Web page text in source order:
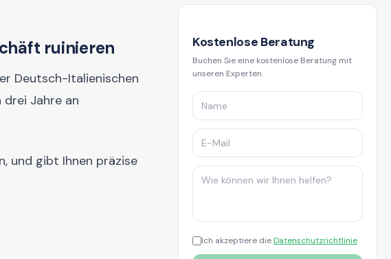
ruinieren
Deutsch-Italienischen
Jahre an
und gibt Ihnen präzise
Kostenlose Beratung
Buchen Sie eine kostenlose Beratung mit
unseren Experten.
Ich akzeptiere dieDatenschutzrichtlinie